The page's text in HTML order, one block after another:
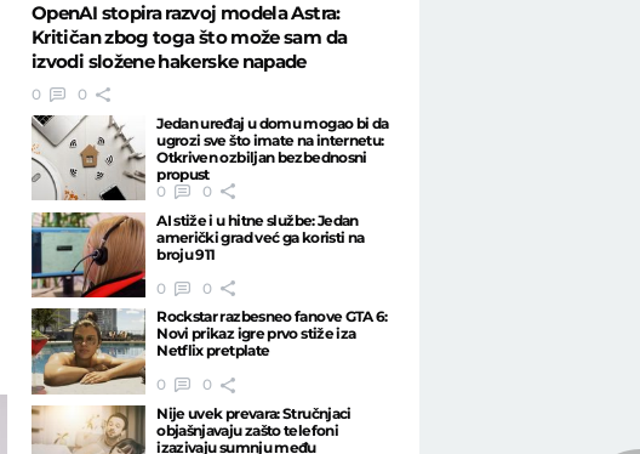
OpenAI stopira razvoj modela Astra:
Kritičan zbog toga što može sam da
izvodi složene hakerske napade
0
0
Jedan uređaj u domu mogao bi da
ugrozi sve što imate na internetu:
Otkriven ozbiljan bezbednosni
propust
0
0
AI stiže i u hitne službe: Jedan
američki grad već ga koristi na
broju 911
0
0
Rockstar razbesneo fanove GTA 6:
Novi prikaz igre prvo stiže iza
Netflix pretplate
0
0
Nije uvek prevara: Stručnjaci
objašnjavaju zašto telefoni
izazivaju sumnju među